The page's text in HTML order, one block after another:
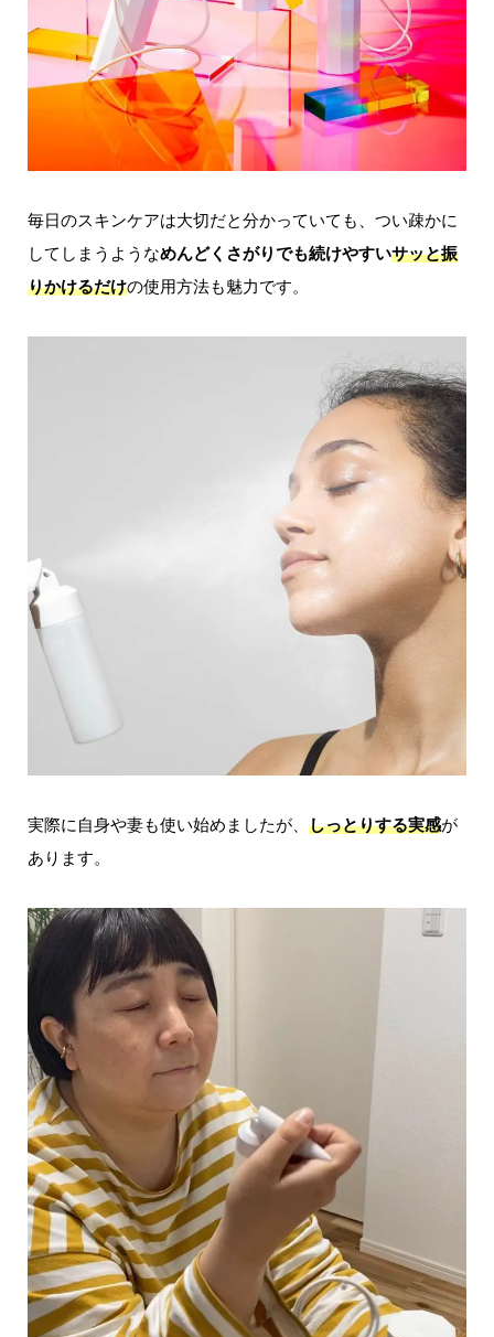
毎日のスキンケアは大切だと分かっていても、つい疎かに
してしまうようなめんどくさがりでも続けやすいサッと振
りかけるだけの使用方法も魅力です。
実際に自身や妻も使い始めましたが、 しっとりする実感が
あります。